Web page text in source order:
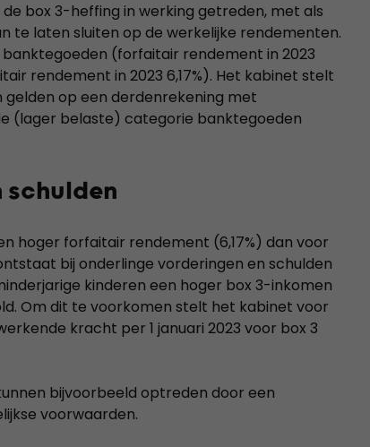
de box 3-heffing in werking getreden, met als
laten sluiten op de werkelijke rendementen.
(forfaitair rendement in 2023
rendement in 2023 6,17%). Het kabinet stelt
op een derdenrekening met
(lager belaste) categorie banktegoeden
schulden
hoger forfaitair rendement (6,17%) dan voor
bij onderlinge vorderingen en schulden
kinderen een hoger box 3-inkomen
Om dit te voorkomen stelt het kabinet voor
kracht per 1 januari 2023 voor box 3
bijvoorbeeld optreden door een
voorwaarden.